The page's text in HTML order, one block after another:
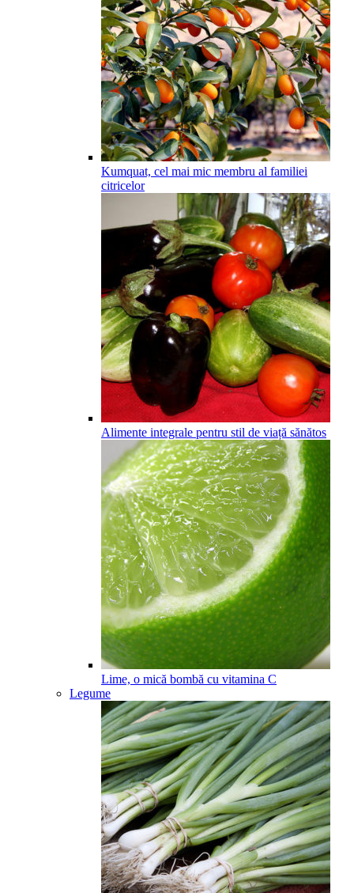
Kumquat, cel mai mic membru al familiei
citricelor
Alimente integrale pentru stil de viață sănătos
Lime, o mică bombă cu vitamina C
Legume